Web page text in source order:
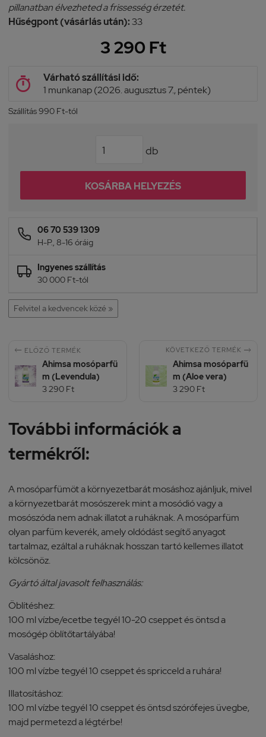
pillanatban élvezheted a frissesség érzetét.
Hűségpont (vásárlás után):33
3 290 Ft

Várható szállítási idő:
1 munkanap (2026. augusztus 7., péntek)
Szállítás 990 Ft-tól
db
KOSÁRBA HELYEZÉS
06 70 539 1309
H-P., 8-16 óráig
Ingyenes szállítás
30 000 Ft-tól
Felvitel a kedvencek közé »
 ELŐZŐ TERMÉK
Ahimsa mosóparfü
m (Levendula)
3 290 Ft
KÖVETKEZŐ TERMÉK 
Ahimsa mosóparfü
m (Aloe vera)
3 290 Ft
További információk a
termékről:
A mosóparfümöt a környezetbarát mosáshoz ajánljuk, mivel
a környezetbarát mosószerek mint a mosódió vagy a
mosószóda nem adnak illatot a ruháknak. A mosóparfüm
olyan parfüm keverék, amely oldódást segítő anyagot
tartalmaz, ezáltal a ruháknak hosszan tartó kellemes illatot
kölcsönöz.
Gyártó által javasolt felhasználás:
Öblítéshez:
100 ml vízbe/ecetbe tegyél 10-20 cseppet és öntsd a
mosógép öblítőtartályába!
Vasaláshoz:
100 ml vízbe tegyél 10 cseppet és spricceld a ruhára!
Illatosításhoz:
100 ml vízbe tegyél 10 cseppet és öntsd szórófejes üvegbe,
majd permetezd a légtérbe!